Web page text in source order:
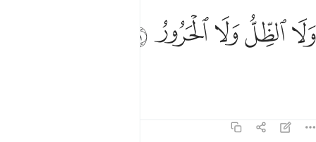
ولا الظل ولا الحرور ٢١
وَلَا ٱلظِّلُّ وَلَا ٱلْحَرُورُ ٢١
ﱋﱌﱍﱎﱏ